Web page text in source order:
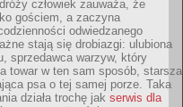
człowiek zauważa, że
gościem, a zaczyna
odwiedzanego
stają się drobiazgi: ulubiona
sprzedawca warzyw, który
towar w ten sam sposób, starsza
psa o tej samej porze. Taka
działa trochę jak serwis dla